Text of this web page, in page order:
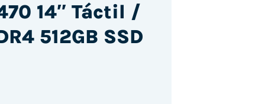
14″ Táctil /
512GB SSD